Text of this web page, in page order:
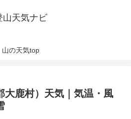
山天気ナビ
山の天気top
大鹿村）天気｜気温・風